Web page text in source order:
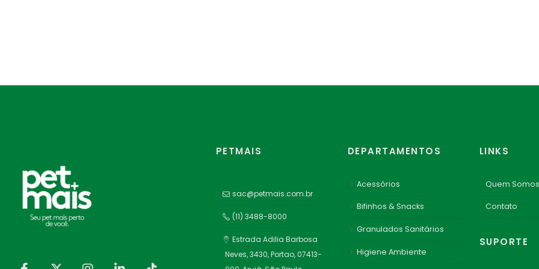
PETMAIS
sac@petmais.com.br
(11) 3488-8000
Estrada Adilia Barbosa
Neves, 3430, Portao, 07413-
DEPARTAMENTOS
Acessórios
Bifinhos & Snacks
Granulados Sanitários
Higiene Ambiente
LINKS
Quem Somos
Contato
SUPORTE